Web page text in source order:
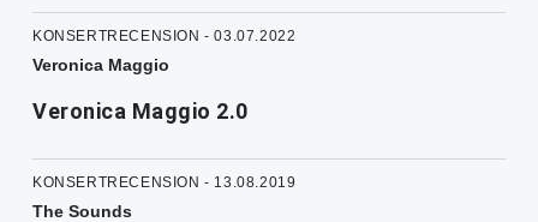
KONSERTRECENSION - 03.07.2022
Veronica Maggio
Veronica Maggio 2.0
KONSERTRECENSION - 13.08.2019
The Sounds